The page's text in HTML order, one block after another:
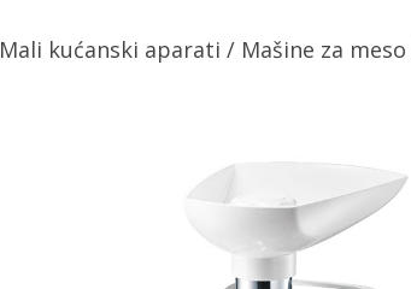
Mali kućanski aparati / Mašine za meso